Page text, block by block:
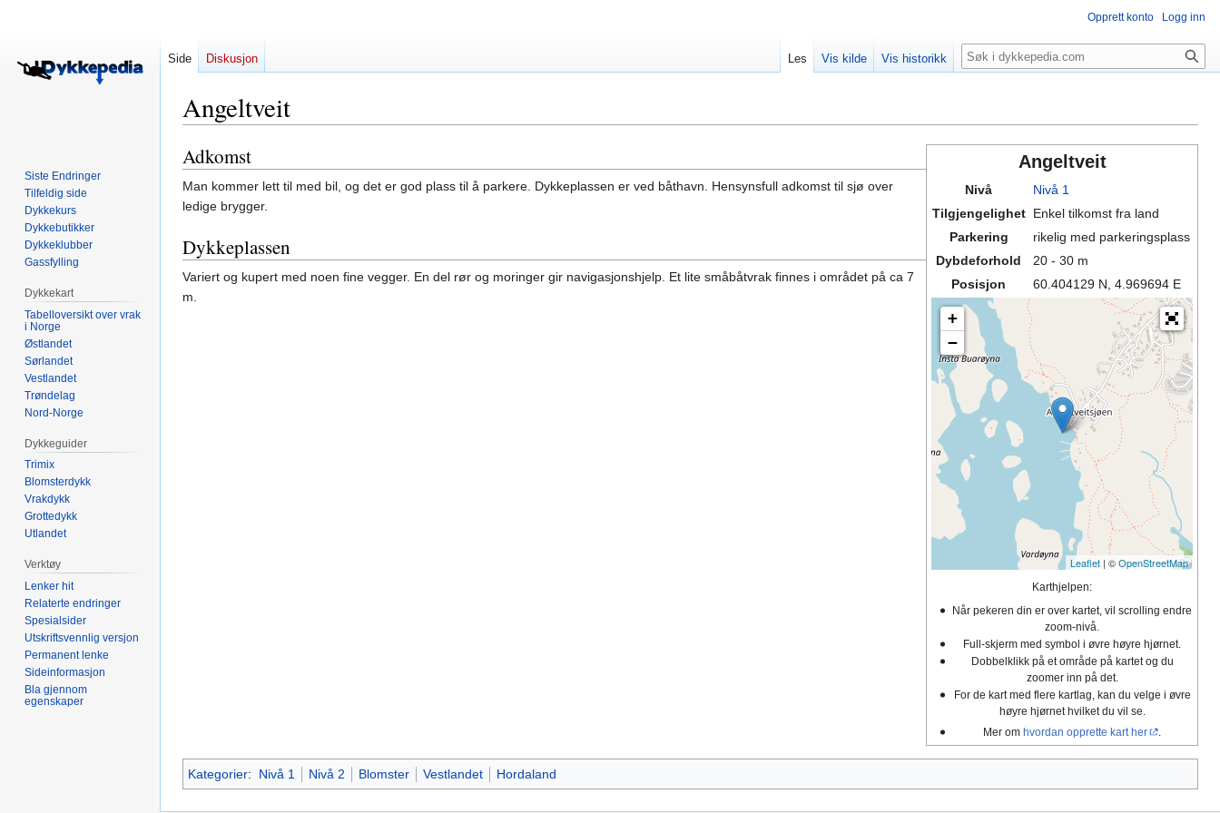
Angeltveit
Hopp
til
navigering
Hopp
til
søk
Angeltveit
Nivå
Nivå 1
Tilgjengelighet Enkel tilkomst fra land
Parkering
rikelig med parkeringsplass
Dybdeforhold
20 - 30 m
Posisjon
60.404129 N, 4.969694 E
+
−
Leaflet | ©OpenStreetMap
Karthjelpen:
Når pekeren din er over kartet, vil scrolling endre
zoom-nivå.
Full-skjerm med symbol i øvre høyre hjørnet.
Dobbelklikk på et område på kartet og du
zoomer inn på det.
For de kart med flere kartlag, kan du velge i øvre
høyre hjørnet hvilket du vil se.
Mer omhvordan opprette kart her
Adkomst
Man kommer lett til med bil, og det er god plass til å parkere. Dykkeplassen er ved båthavn. Hensynsfull adkomst til sjø over
ledige brygger.
Dykkeplassen
Variert og kupert med noen fine vegger. En del rør og moringer gir navigasjonshjelp. Et lite småbåtvrak finnes i området på ca 7
m.
Kategorier: Nivå 1 Nivå 2 Blomster Vestlandet Hordaland
Opprett konto Logg inn
Side Diskusjon Les Vis kilde Vis historikk Søk
Siste Endringer
Tilfeldig side
Dykkekurs
Dykkebutikker
Dykkeklubber
Gassfylling
Dykkekart
Tabelloversikt over vrak
i Norge
Østlandet
Sørlandet
Vestlandet
Trøndelag
Nord-Norge
Dykkeguider
Trimix
Blomsterdykk
Vrakdykk
Grottedykk
Utlandet
Verktøy
Lenker hit
Relaterte endringer
Spesialsider
Utskriftsvennlig versjon
Permanent lenke
Sideinformasjon
Bla gjennom
egenskaper